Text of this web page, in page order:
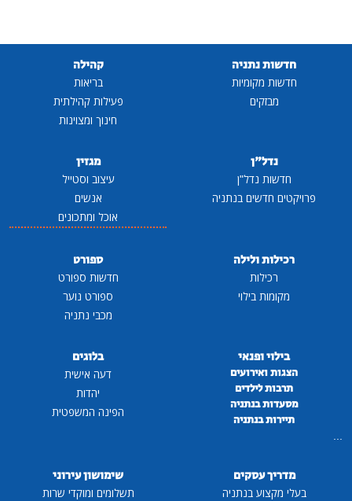
חדשות נתניה
חדשות מקומיות
מבזקים
קהילה
בריאות
פעילות קהילתית
חינוך ומצוינות
נדל"ן
חדשות נדל"ן
פרויקטים חדשים בנתניה
מגזין
עיצוב וסטייל
אנשים
אוכל ומתכונים
רכילות ולילה
רכילות
מקומות בילוי
ספורט
חדשות ספורט
ספורט נוער
מכבי נתניה
בילוי ופנאי
הצגות ואירועים
תרבות לילדים
מסעדות בנתניה
תיירות בנתניה
בלוגים
דעה אישית
יהדות
הפינה המשפטית
מדריך עסקים
בעלי מקצוע בנתניה
שימושון עירוני
תשלומים ומוקדי שרות